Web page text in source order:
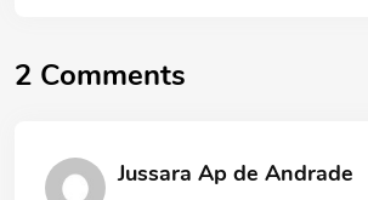
2 Comments
Jussara Ap de Andrade